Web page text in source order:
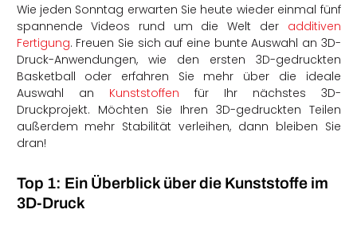
Wie jeden Sonntag erwarten Sie heute wieder einmal fünf
spannende Videos rund um die Welt der additiven
Fertigung. Freuen Sie sich auf eine bunte Auswahl an 3D-
Druck-Anwendungen, wie den ersten 3D-gedruckten
Basketball oder erfahren Sie mehr über die ideale
Auswahl an Kunststoffen für Ihr nächstes 3D-
Druckprojekt. Möchten Sie Ihren 3D-gedruckten Teilen
außerdem mehr Stabilität verleihen, dann bleiben Sie
dran!
Top 1: Ein Überblick über die Kunststoffe im
3D-Druck